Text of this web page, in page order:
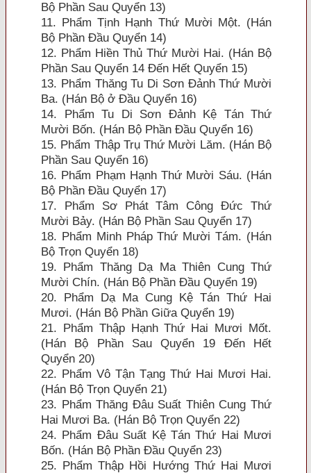
Bộ Phần Sau Quyển 13)
11. Phẩm Tịnh Hạnh Thứ Mười Một. (Hán
Bộ Phần Ðầu Quyển 14)
12. Phẩm Hiền Thủ Thứ Mười Hai. (Hán Bộ
Phần Sau Quyển 14 Ðến Hết Quyển 15)
13. Phẩm Thăng Tu Di Sơn Ðảnh Thứ Mười
Ba. (Hán Bộ ở Ðầu Quyển 16)
14. Phẩm Tu Di Sơn Ðảnh Kệ Tán Thứ
Mười Bốn. (Hán Bộ Phần Ðầu Quyển 16)
15. Phẩm Thập Trụ Thứ Mười Lăm. (Hán Bộ
Phần Sau Quyển 16)
16. Phẩm Phạm Hạnh Thứ Mười Sáu. (Hán
Bộ Phần Ðầu Quyển 17)
17. Phẩm Sơ Phát Tâm Công Ðức Thứ
Mười Bảy. (Hán Bộ Phần Sau Quyển 17)
18. Phẩm Minh Pháp Thứ Mười Tám. (Hán
Bộ Trọn Quyển 18)
19. Phẩm Thăng Dạ Ma Thiên Cung Thứ
Mười Chín. (Hán Bộ Phần Ðầu Quyển 19)
20. Phẩm Dạ Ma Cung Kệ Tán Thứ Hai
Mươi. (Hán Bộ Phần Giữa Quyển 19)
21. Phẩm Thập Hạnh Thứ Hai Mươi Mốt.
(Hán Bộ Phần Sau Quyển 19 Ðến Hết
Quyển 20)
22. Phẩm Vô Tận Tạng Thứ Hai Mươi Hai.
(Hán Bộ Trọn Quyển 21)
23. Phẩm Thăng Ðâu Suất Thiên Cung Thứ
Hai Mươi Ba. (Hán Bộ Trọn Quyển 22)
24. Phẩm Ðâu Suất Kệ Tán Thứ Hai Mươi
Bốn. (Hán Bộ Phần Ðầu Quyển 23)
25. Phẩm Thập Hồi Hướng Thứ Hai Mươi